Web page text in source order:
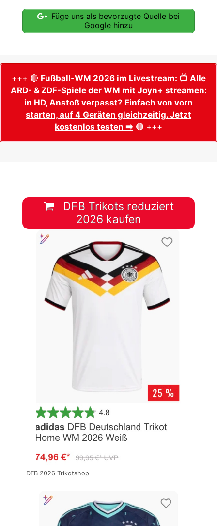
Füge uns als bevorzugte Quelle bei
Google hinzu
+++ 🔴 Fußball-WM 2026 im Livestream: 📺 Alle
ARD- & ZDF-Spiele der WM mit Joyn+ streamen:
in HD, Anstoß verpasst? Einfach von vorn
starten, auf 4 Geräten gleichzeitig. Jetzt
kostenlos testen ➡️ 🔴 +++
DFB Trikots reduziert
2026 kaufen
DFB 2026 Trikotshop